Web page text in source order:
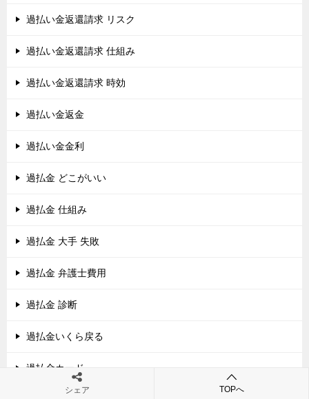
過払い金返還請求 リスク
過払い金返還請求 仕組み
過払い金返還請求 時効
過払い金返金
過払い金金利
過払金 どこがいい
過払金 仕組み
過払金 大手 失敗
過払金 弁護士費用
過払金 診断
過払金いくら戻る
過払金カード
シェア TOPへ